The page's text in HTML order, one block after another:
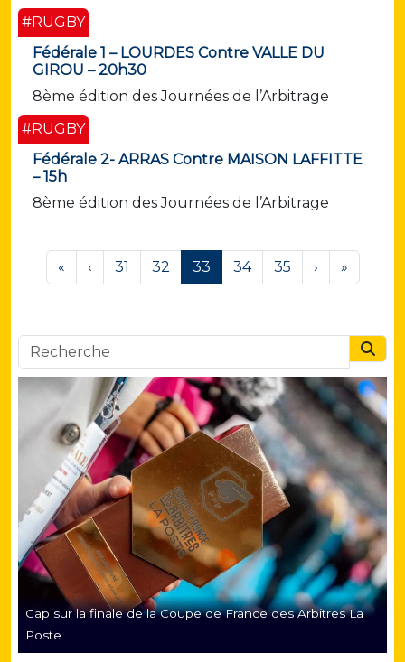
#RUGBY
Fédérale 1 – LOURDES Contre VALLE DU
GIROU – 20h30
8ème édition des Journées de l’Arbitrage
#RUGBY
Fédérale 2- ARRAS Contre MAISON LAFFITTE
– 15h
8ème édition des Journées de l’Arbitrage
Page navigation
« ‹ Page
31 Page
32 Current Page
33 Page
34 Page
35 › »
Cap sur la finale de la Coupe de France des Arbitres La
Poste